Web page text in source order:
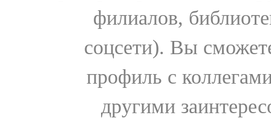
филиалов,
соцсети). Вы
профиль с
другими